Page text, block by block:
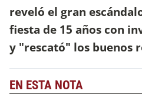
reveló el gran
fiesta de 15 años con
y "rescató" los buenos
EN ESTA NOTA